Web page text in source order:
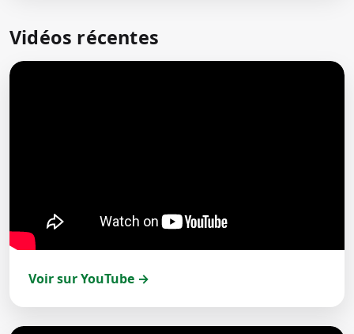
Vidéos récentes
Voir sur YouTube →